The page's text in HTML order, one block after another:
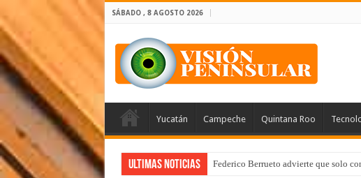
SÁBADO , 8 AGOSTO 2026
Yucatán Campeche Quintana Roo
Ultimas Noticias Federico Berrueto advierte que solo